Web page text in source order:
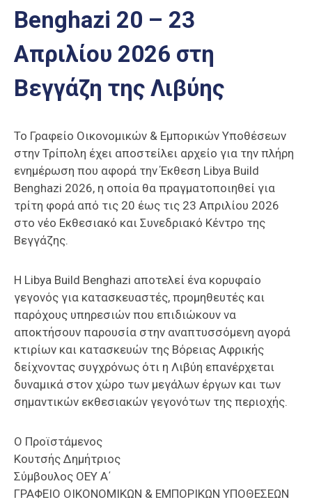
Έκθεση
Παραδοσιακών
Επαγγελμάτων
Έκθεση
ΕΒΕΠ-
Πιερία
Benghazi 20 – 23
Απριλίου 2026 στη
Βεγγάζη της Λιβύης
Το Γραφείο Οικονομικών & Εμπορικών Υποθέσεων
στην Τρίπολη έχει αποστείλει αρχείο για την πλήρη
ενημέρωση που αφορά την Έκθεση Libya Build
Benghazi 2026, η οποία θα πραγματοποιηθεί για
τρίτη φορά από τις 20 έως τις 23 Απριλίου 2026
στο νέο Εκθεσιακό και Συνεδριακό Κέντρο της
Βεγγάζης.
Η Libya Build Benghazi αποτελεί ένα κορυφαίο
γεγονός για κατασκευαστές, προμηθευτές και
παρόχους υπηρεσιών που επιδιώκουν να
αποκτήσουν παρουσία στην αναπτυσσόμενη αγορά
κτιρίων και κατασκευών της Βόρειας Αφρικής
δείχνοντας συγχρόνως ότι η Λιβύη επανέρχεται
δυναμικά στον χώρο των μεγάλων έργων και των
σημαντικών εκθεσιακών γεγονότων της περιοχής.
Ο Προϊστάμενος
Κουτσής Δημήτριος
Σύμβουλος ΟΕΥ Α΄
ΓΡΑΦΕΙΟ ΟΙΚΟΝΟΜΙΚΩΝ & ΕΜΠΟΡΙΚΩΝ ΥΠΟΘΕΣΕΩΝ